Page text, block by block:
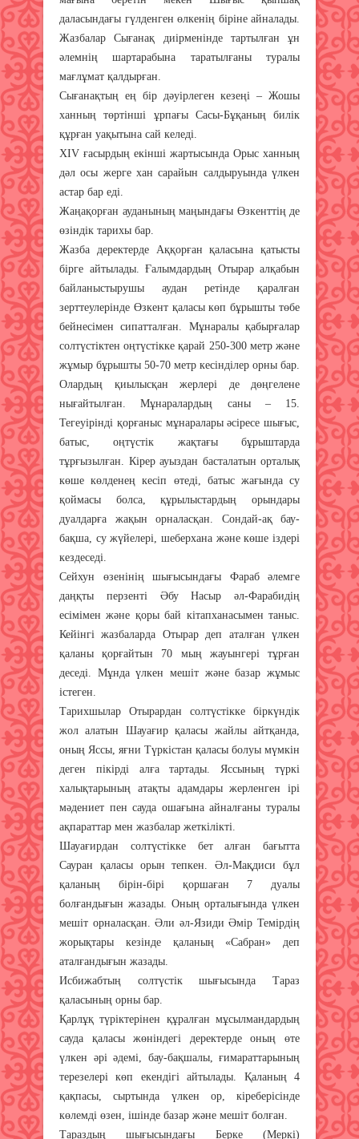
даласындағы гүлденген өлкенің біріне айналады.
Жазбалар Сығанақ диірменінде тартылған ұн
әлемнің шартарабына таратылғаны туралы
мағлұмат қалдырған.
Сығанақтың ең бір дәуірлеген кезеңі – Жошы
ханның төртінші ұрпағы Сасы-Бұқаның билік
құрған уақытына сай келеді.
XIV ғасырдың екінші жартысында Орыс ханның
дәл осы жерге хан сарайын салдыруында үлкен
астар бар еді.
Жаңақорған ауданының маңындағы Өзкенттің де
өзіндік тарихы бар.
Жазба деректерде Аққорған қаласына қатысты
бірге айтылады. Ғалымдардың Отырар алқабын
байланыстырушы аудан ретінде қаралған
зерттеулерінде Өзкент қаласы көп бұрышты төбе
бейнесімен сипатталған. Мұнаралы қабырғалар
солтүстіктен оңтүстікке қарай 250-300 метр және
жұмыр бұрышты 50-70 метр кесінділер орны бар.
Олардың қиылысқан жерлері де дөңгелене
нығайтылған. Мұнаралардың саны – 15.
Тегеуірінді қорғаныс мұнаралары әсіресе шығыс,
батыс, оңтүстік жақтағы бұрыштарда
тұрғызылған. Кірер ауыздан басталатын орталық
көше көлденең кесіп өтеді, батыс жағында су
қоймасы болса, құрылыстардың орындары
дуалдарға жақын орналасқан. Сондай-ақ бау-
бақша, су жүйелері, шеберхана және көше іздері
кездеседі.
Сейхун өзенінің шығысындағы Фараб әлемге
даңқты перзенті Әбу Насыр әл-Фарабидің
есімімен және қоры бай кітапханасымен таныс.
Кейінгі жазбаларда Отырар деп аталған үлкен
қаланы қорғайтын 70 мың жауынгері тұрған
деседі. Мұнда үлкен мешіт және базар жұмыс
істеген.
Тарихшылар Отырардан солтүстікке біркүндік
жол алатын Шауағир қаласы жайлы айтқанда,
оның Яссы, яғни Түркістан қаласы болуы мүмкін
деген пікірді алға тартады. Яссының түркі
халықтарының атақты адамдары жерленген ірі
мәдениет пен сауда ошағына айналғаны туралы
ақпараттар мен жазбалар жеткілікті.
Шауағирдан солтүстікке бет алған бағытта
Сауран қаласы орын тепкен. Әл-Мақдиси бұл
қаланың бірін-бірі қоршаған 7 дуалы
болғандығын жазады. Оның орталығында үлкен
мешіт орналасқан. Әли әл-Язиди Әмір Темірдің
жорықтары кезінде қаланың «Сабран» деп
аталғандығын жазады.
Исбижабтың солтүстік шығысында Тараз
қаласының орны бар.
Қарлұқ түріктерінен құралған мұсылмандардың
сауда қаласы жөніндегі деректерде оның өте
үлкен әрі әдемі, бау-бақшалы, ғимараттарының
терезелері көп екендігі айтылады. Қаланың 4
қақпасы, сыртында үлкен ор, кіреберісінде
көлемді өзен, ішінде базар және мешіт болған.
Тараздың шығысындағы Берке (Меркі)